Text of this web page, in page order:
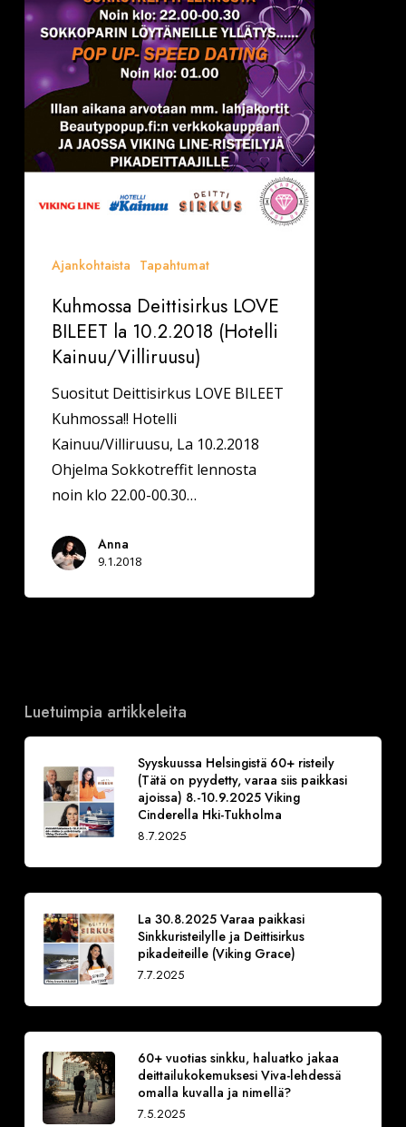
Kainuu/Villiruusu)
Ajankohtaista Tapahtumat
Kuhmossa Deittisirkus LOVE
BILEET la 10.2.2018 (Hotelli
Kainuu/Villiruusu)
Suositut Deittisirkus LOVE BILEET
Kuhmossa!! Hotelli
Kainuu/Villiruusu, La 10.2.2018
Ohjelma Sokkotreffit lennosta
noin klo 22.00-00.30…
Anna
9.1.2018
Luetuimpia artikkeleita
Syyskuussa Helsingistä 60+ risteily
(Tätä on pyydetty, varaa siis paikkasi
ajoissa) 8.-10.9.2025 Viking
Cinderella Hki-Tukholma
8.7.2025
La 30.8.2025 Varaa paikkasi
Sinkkuristeilylle ja Deittisirkus
pikadeiteille (Viking Grace)
7.7.2025
60+ vuotias sinkku, haluatko jakaa
deittailukokemuksesi Viva-lehdessä
omalla kuvalla ja nimellä?
7.5.2025